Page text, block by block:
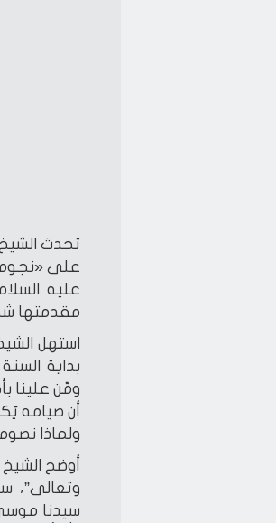
تحدث
على «نجوم
عليه
مقدمتها
استهل
بداية
ومّن علينا
أن صيامه
ولماذا
أوضح
وتعالى”،
سيدنا